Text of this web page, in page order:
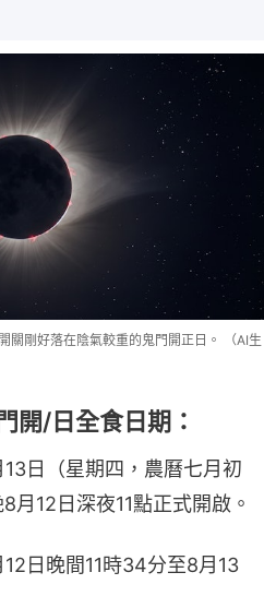
關剛好落在陰氣較重的鬼門開正日。 （AI生
開/日全食日期：
日（星期四，農曆七月初
月12日深夜11點正式開啟。
日晚間11時34分至8月13